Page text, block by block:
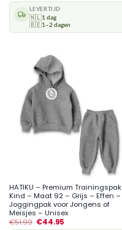
LEVERTIJD
🇳🇱1 dag
🇧🇪1–2 dagen
HATIKU – Premium Trainingspak
Kind – Maat 92 – Grijs – Effen –
Joggingpak voor Jongens of
Meisjes – Unisex
€51.99 €44.95